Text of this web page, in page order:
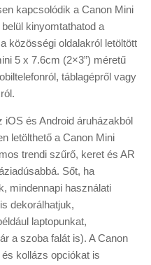
kapcsolódik a Canon Mini
kinyomtathatod a
közösségi oldalakról letöltött
5 x 7.6cm (2×3”) méretű
táblagépről vagy
iOS és Android áruházakból
letölthető a Canon Mini
trendi szűrő, keret és AR
Sőt, ha
mindennapi használati
dekorálhatjuk,
laptopunkat,
a szoba falát is). A Canon
kollázs opciókat is